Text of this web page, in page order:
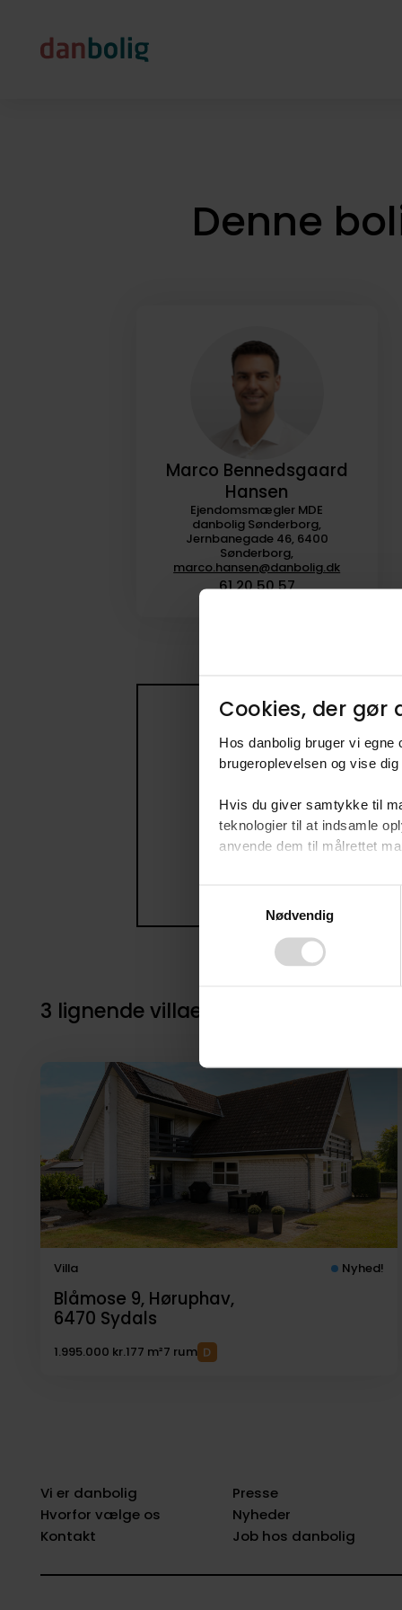
Cookies, der gør
Hos danbolig bruger vi
brugeroplevelsen og vise
Hvis du giver samtykke til
teknologier til at indsamle
anvende dem til målrettet
Ved at klikke på ”OK”
tilbagekalde dit samtykke
Nødvendig
Denne
Marco Bennedsgaard
Hansen
Ejendomsmægler MDE
danbolig Sønderborg,
Jernbanegade 46, 6400
Sønderborg,
marco.hansen@danbolig.dk
61 20 50 57
Få
Opret en
3 lignende villaer i nærheden til
Villa Nyhed!
Blåmose 9, Høruphav,
6470 Sydals
1.995.000 kr.177 m²7 rum
Vi er danbolig
Hvorfor vælge os
Kontakt
Presse
Nyheder
Job hos danbolig